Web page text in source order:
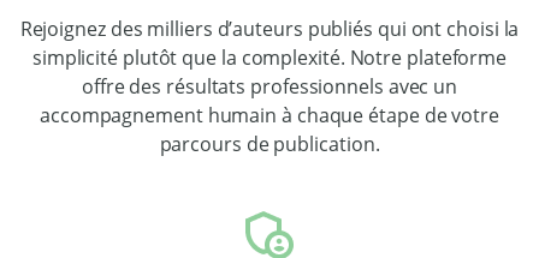
Rejoignez des milliers d’auteurs publiés qui ont choisi la
simplicité plutôt que la complexité. Notre plateforme
offre des résultats professionnels avec un
accompagnement humain à chaque étape de votre
parcours de publication.